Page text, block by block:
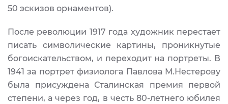
50 эскизов орнаментов).
После революции 1917 года художник перестает
писать символические картины, проникнутые
богоискательством, и переходит на портреты. В
1941 за портрет физиолога Павлова М.Нестерову
была присуждена Сталинская премия первой
степени, а через год, в честь 80-летнего юбилея